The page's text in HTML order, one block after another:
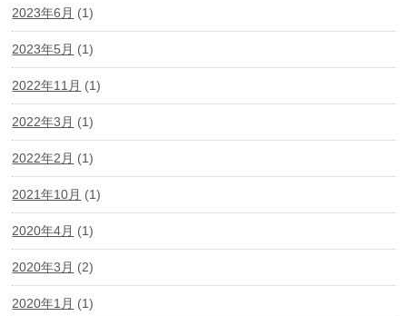
2023年6月 (1)
2023年5月 (1)
2022年11月 (1)
2022年3月 (1)
2022年2月 (1)
2021年10月 (1)
2020年4月 (1)
2020年3月 (2)
2020年1月 (1)